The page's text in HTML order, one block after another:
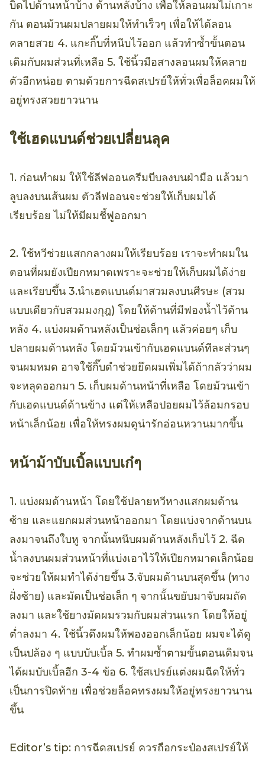
บิดไปด้านหน้าบ้าง ด้านหลังบ้าง เพื่อให้ลอนผมไม่เกาะ
กัน ตอนม้วนผมปลายผมให้ทำเร็วๆ เพื่อให้ได้ลอน
คลายสวย 4. แกะกิ๊บที่หนีบไว้ออก แล้วทำซ้ำขั้นตอน
เดิมกับผมส่วนที่เหลือ 5. ใช้นิ้วมือสางลอนผมให้คลาย
ตัวอีกหน่อย ตามด้วยการฉีดสเปรย์ให้ทั่วเพื่อล็อคผมให้
อยู่ทรงสวยยาวนาน
ใช้เฮดแบนด์ช่วยเปลี่ยนลุค
1. ก่อนทำผม ให้ใช้ลีฟออนครีมบีบลงบนฝ่ามือ แล้วมา
ลูบลงบนเส้นผม ตัวลีฟออนจะช่วยให้เก็บผมได้
เรียบร้อย ไม่ให้มีผมชี้ฟูออกมา
2. ใช้หวีช่วยแสกกลางผมให้เรียบร้อย เราจะทำผมใน
ตอนที่ผมยังเปียกหมาดเพราะจะช่วยให้เก็บผมได้ง่าย
และเรียบขึ้น 3.นำเฮดแบนด์มาสวมลงบนศีรษะ (สวม
แบบเดียวกับสวมมงกุฎ) โดยให้ด้านที่มีฟองน้ำไว้ด้าน
หลัง 4. แบ่งผมด้านหลังเป็นช่อเล็กๆ แล้วค่อยๆ เก็บ
ปลายผมด้านหลัง โดยม้วนเข้ากับเฮดแบนด์ทีละส่วนๆ
จนผมหมด อาจใช้กิ๊บดำช่วยยึดผมเพิ่มได้ถ้ากลัวว่าผม
จะหลุดออกมา 5. เก็บผมด้านหน้าที่เหลือ โดยม้วนเข้า
กับเฮดแบนด์ด้านข้าง แต่ให้เหลือปอยผมไว้ล้อมกรอบ
หน้าเล็กน้อย เพื่อให้ทรงผมดูน่ารักอ่อนหวานมากขึ้น
หน้าม้าบับเบิ้ลแบบเก๋ๆ
1. แบ่งผมด้านหน้า โดยใช้ปลายหวีหางแสกผมด้าน
ซ้าย และแยกผมส่วนหน้าออกมา โดยแบ่งจากด้านบน
ลงมาจนถึงใบหู จากนั้นหนีบผมด้านหลังเก็บไว้ 2. ฉีด
น้ำลงบนผมส่วนหน้าที่แบ่งเอาไว้ให้เปียกหมาดเล็กน้อย
จะช่วยให้ผมทำได้ง่ายขึ้น 3.จับผมด้านบนสุดขึ้น (ทาง
ฝั่งซ้าย) และมัดเป็นช่อเล็ก ๆ จากนั้นขยับมาจับผมถัด
ลงมา และใช้ยางมัดผมรวมกับผมส่วนแรก โดยให้อยู่
ต่ำลงมา 4. ใช้นิ้วดึงผมให้พองออกเล็กน้อย ผมจะได้ดู
เป็นปล้อง ๆ แบบบับเบิ้ล 5. ทำผมซ้ำตามขั้นตอนเดิมจน
ได้ผมบับเบิ้ลอีก 3-4 ข้อ 6. ใช้สเปรย์แต่งผมฉีดให้ทั่ว
เป็นการปิดท้าย เพื่อช่วยล็อคทรงผมให้อยู่ทรงยาวนาน
ขึ้น
Editor’s tip: การฉีดสเปรย์ ควรถือกระป๋องสเปรย์ให้